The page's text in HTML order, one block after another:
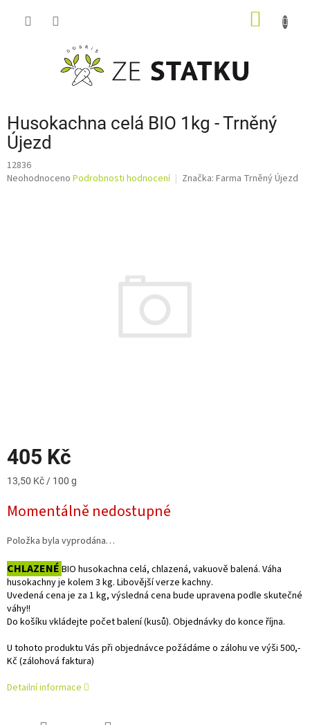
Husokachna celá BIO 1kg - Trněný
Újezd
12836
Průměrné
Neohodnoceno Podrobnosti hodnocení Značka: Farma Trněný Újezd
405 Kč
Měrná
13,50 Kč / 100 g
Momentálně nedostupné
Položka byla vyprodána…
CHLAZENÉ BIO husokachna celá, chlazená, vakuově balená. Váha
husokachny je kolem 3 kg. Libovější verze kachny.
Uvedená cena je za 1 kg, výsledná cena bude upravena podle skutečné
váhy!!
Do košíku vkládejte počet balení (kusů). Objednávky do konce října.
U tohoto produktu Vás při objednávce požádáme o zálohu ve výši 500,-
Kč (zálohová faktura)
Detailní informace